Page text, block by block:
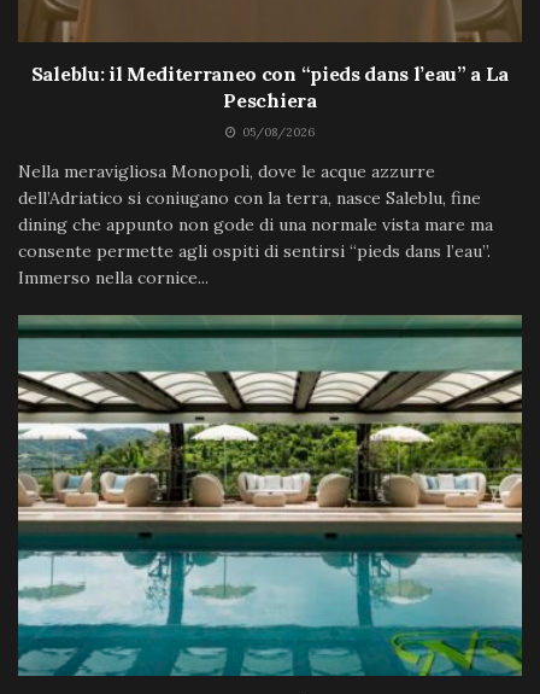
Saleblu: il Mediterraneo con “pieds dans l’eau” a La
Peschiera
05/08/2026
Nella meravigliosa Monopoli, dove le acque azzurre
dell’Adriatico si coniugano con la terra, nasce Saleblu, fine
dining che appunto non gode di una normale vista mare ma
consente permette agli ospiti di sentirsi “pieds dans l’eau”.
Immerso nella cornice...